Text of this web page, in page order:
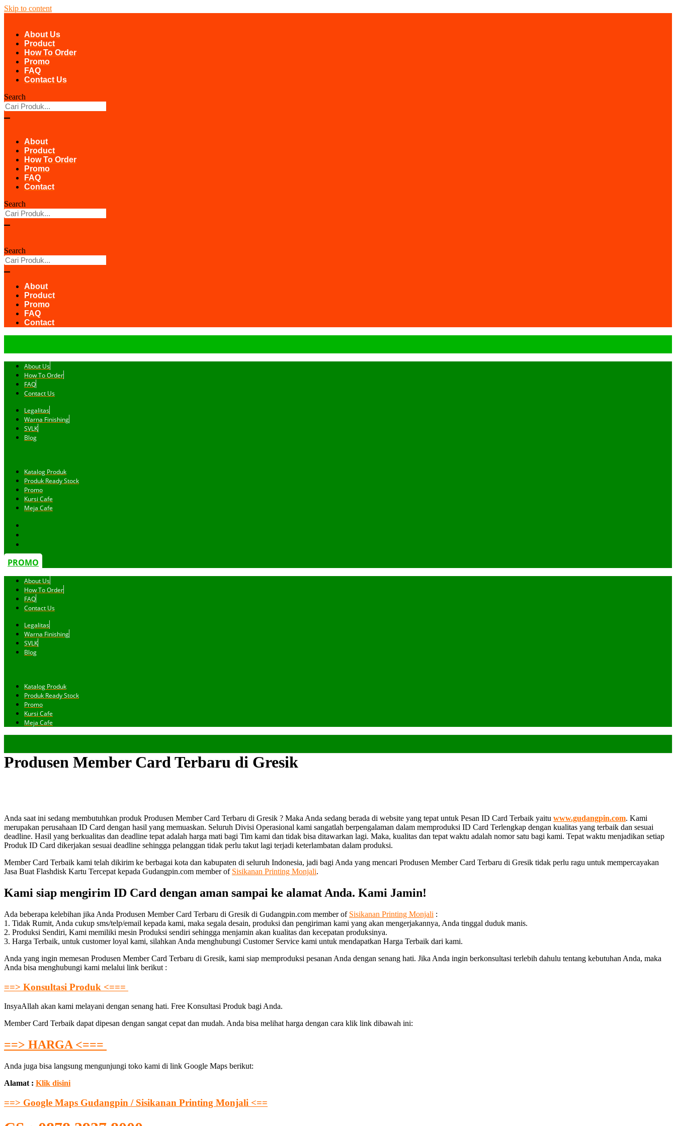
Skip to content
About Us
Product
How To Order
Promo
FAQ
Contact Us
Search
About
Product
How To Order
Promo
FAQ
Contact
Search
Search
About
Product
Promo
FAQ
Contact
About Us
How To Order
FAQ
Contact Us
Legalitas
Warna Finishing
SVLK
Blog
Katalog Produk
Produk Ready Stock
Promo
Kursi Cafe
Meja Cafe
PROMO
About Us
How To Order
FAQ
Contact Us
Legalitas
Warna Finishing
SVLK
Blog
Katalog Produk
Produk Ready Stock
Promo
Kursi Cafe
Meja Cafe
Produsen Member Card Terbaru di Gresik
Anda saat ini sedang membutuhkan produk Produsen Member Card Terbaru di Gresik ? Maka Anda sedang berada di website yang tepat untuk Pesan ID Card Terbaik yaitu www.gudangpin.com. Kami
merupakan perusahaan ID Card dengan hasil yang memuaskan. Seluruh Divisi Operasional kami sangatlah berpengalaman dalam memproduksi ID Card Terlengkap dengan kualitas yang terbaik dan sesuai
deadline. Hasil yang berkualitas dan deadline tepat adalah harga mati bagi Tim kami dan tidak bisa ditawarkan lagi. Maka, kualitas dan tepat waktu adalah nomor satu bagi kami. Tepat waktu menjadikan setiap
Produk ID Card dikerjakan sesuai deadline sehingga pelanggan tidak perlu takut lagi terjadi keterlambatan dalam produksi.
Member Card Terbaik kami telah dikirim ke berbagai kota dan kabupaten di seluruh Indonesia, jadi bagi Anda yang mencari Produsen Member Card Terbaru di Gresik tidak perlu ragu untuk mempercayakan
Jasa Buat Flashdisk Kartu Tercepat kepada Gudangpin.com member of Sisikanan Printing Monjali.
Kami siap mengirim ID Card dengan aman sampai ke alamat Anda. Kami Jamin!
Ada beberapa kelebihan jika Anda Produsen Member Card Terbaru di Gresik di Gudangpin.com member of Sisikanan Printing Monjali :
1. Tidak Rumit, Anda cukup sms/telp/email kepada kami, maka segala desain, produksi dan pengiriman kami yang akan mengerjakannya, Anda tinggal duduk manis.
2. Produksi Sendiri, Kami memiliki mesin Produksi sendiri sehingga menjamin akan kualitas dan kecepatan produksinya.
3. Harga Terbaik, untuk customer loyal kami, silahkan Anda menghubungi Customer Service kami untuk mendapatkan Harga Terbaik dari kami.
Anda yang ingin memesan Produsen Member Card Terbaru di Gresik, kami siap memproduksi pesanan Anda dengan senang hati. Jika Anda ingin berkonsultasi terlebih dahulu tentang kebutuhan Anda, maka
Anda bisa menghubungi kami melalui link berikut :
==> Konsultasi Produk <===
InsyaAllah akan kami melayani dengan senang hati. Free Konsultasi Produk bagi Anda.
Member Card Terbaik dapat dipesan dengan sangat cepat dan mudah. Anda bisa melihat harga dengan cara klik link dibawah ini:
==> HARGA <===
Anda juga bisa langsung mengunjungi toko kami di link Google Maps berikut:
Alamat : Klik disini
==> Google Maps Gudangpin / Sisikanan Printing Monjali <==